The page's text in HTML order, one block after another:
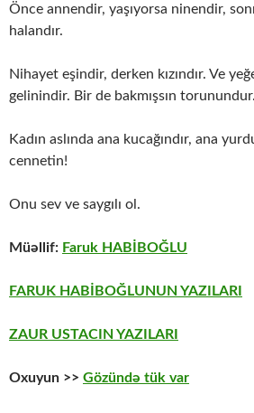
Önce annendir, yaşıyorsa ninendir,
halandır.
Nihayet eşindir, derken kızındır. Ve
gelinindir. Bir de bakmışsın torunundur.
Kadın aslında ana kucağındır, ana
cennetin!
Onu sev ve saygılı ol.
Müəllif: Faruk HABİBOĞLU
FARUK HABİBOĞLUNUN YAZILARI
ZAUR USTACIN YAZILARI
Oxuyun >> Gözündə tük var